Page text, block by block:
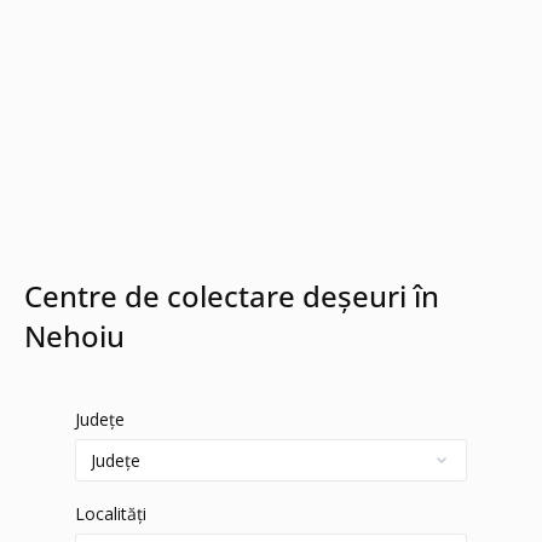
Centre de colectare deșeuri în
Nehoiu
Județe
Localități